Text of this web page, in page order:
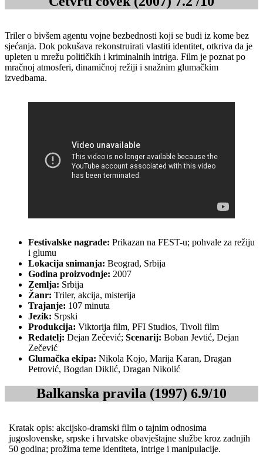
Triler o bivšem agentu vojne bezbednosti koji se budi iz kome bez
sjećanja. Dok pokušava rekonstruirati vlastiti identitet, otkriva da je
upleten u mrežu političkih i kriminalnih intriga. Film je poznat po
mračnoj atmosferi, dinamičnoj režiji i snažnim glumačkim
izvedbama.
Festivalske nagrade: Prikazan na FEST-u; pohvale za režiju
i glumu
Lokacija snimanja: Beograd, Srbija
Godina proizvodnje: 2007
Zemlja: Srbija
Žanr: Triler, akcija, misterija
Trajanje: 107 minuta
Jezik: Srpski
Produkcija: Viktorija film, PFI Studios, Tivoli film
Redatelj: Dejan Zečević; Scenarij: Boban Jevtić, Dejan
Zečević
Glumačka ekipa: Nikola Kojo, Marija Karan, Dragan
Petrović, Bogdan Diklić, Dragan Nikolić
Balkanska pravila (1997) 6.9/10
Kratak opis: akcijsko‑dramski film o tajnim odnosima
jugoslovenske, srpske i hrvatske obavještajne službe kroz zadnjih
50 godina; prožima teme identiteta, intrige i manipulacije.